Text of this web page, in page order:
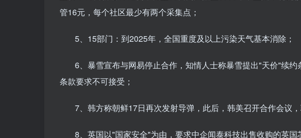
管16元，每个社区最少有两个采集点；
5、15部门：到2025年，全国重度及以上污染天气基本消除；
6、暴雪宣布与网易停止合作，知情人士称暴雪提出"天价"续
条款要求不可接受；
7、韩方称朝鲜17日再次发射导弹，此后，韩美召开合作会议
8、英国以"国家安全"为由，要求中企闻泰科技出售收购的英